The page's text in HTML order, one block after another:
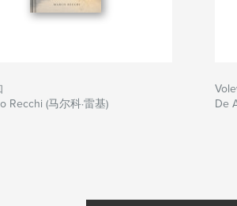
Recchi (马尔科·雷基)
De